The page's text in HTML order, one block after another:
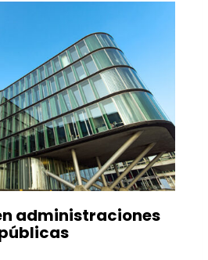
administraciones